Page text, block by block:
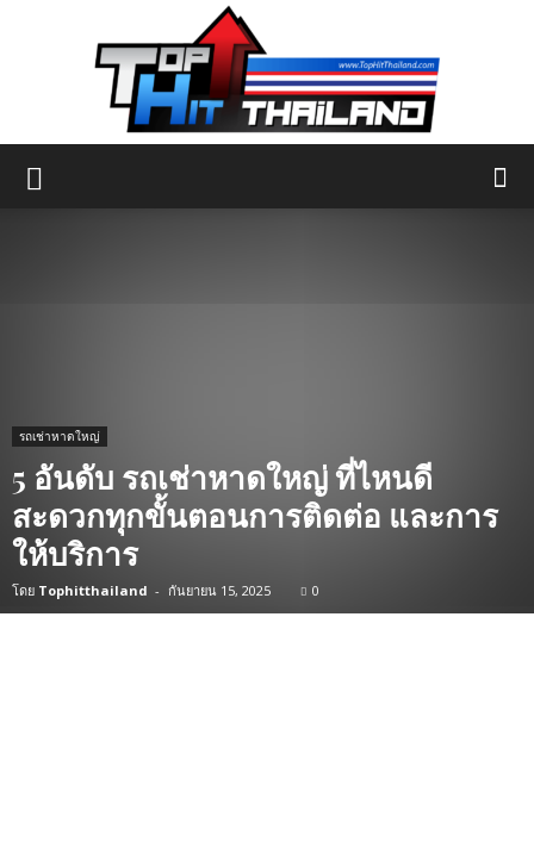
รถเช่าหาดใหญ่
5 อันดับ รถเช่าหาดใหญ่ ที่ไหนดี
สะดวกทุกขั้นตอนการติดต่อ และการ
ให้บริการ
โดย Tophitthailand - กันยายน 15, 2025 0